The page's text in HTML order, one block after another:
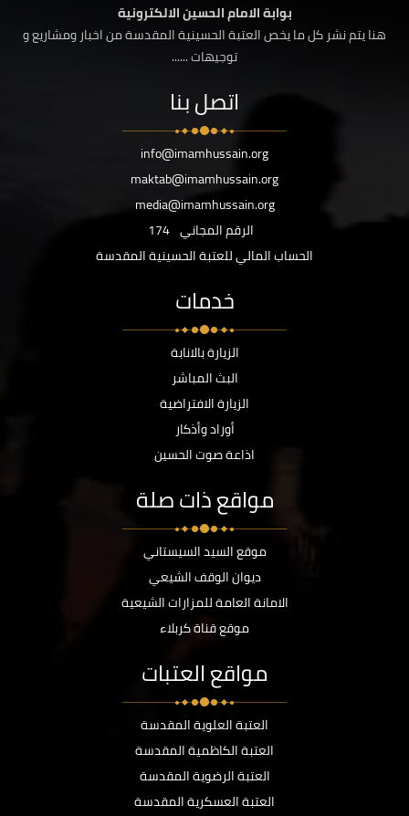
بوابة الامام الحسين الالكترونية
هنا يتم نشر كل ما يخص العتبة الحسينية المقدسة من اخبار ومشاريع و
توجيهات ......
اتصل بنا
info@imamhussain.org
maktab@imamhussain.org
media@imamhussain.org
الرقم المجاني 174
الحساب المالي للعتبة الحسينية المقدسة
خدمات
الزيارة بالانابة
البث المباشر
الزيارة الافتراضية
أوراد وأذكار
اذاعة صوت الحسين
مواقع ذات صلة
موقع السيد السيستاني
ديوان الوقف الشيعي
الامانة العامة للمزارات الشيعية
موقع قناة كربلاء
مواقع العتبات
العتبة العلوية المقدسة
العتبة الكاظمية المقدسة
العتبة الرضوية المقدسة
العتبة العسكرية المقدسة